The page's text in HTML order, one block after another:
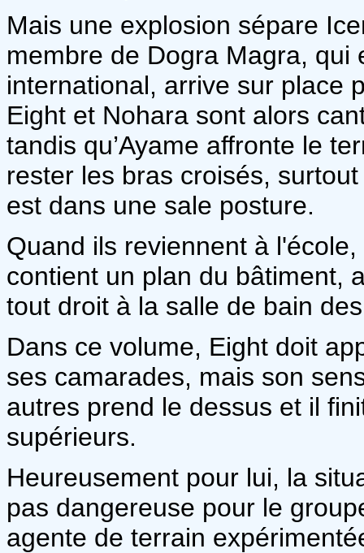
Mais une explosion sépare
membre de Dogra Magra,
international, arrive sur place
Eight et Nohara sont alors
tandis qu’Ayame affronte le
rester les bras croisés,
est dans une sale posture.
Quand ils reviennent à
contient un plan du bâtiment,
tout droit à la salle de bain
Dans ce volume, Eight doit
ses camarades, mais son
autres prend le dessus et il
supérieurs.
Heureusement pour lui, la
pas dangereuse pour le
agente de terrain